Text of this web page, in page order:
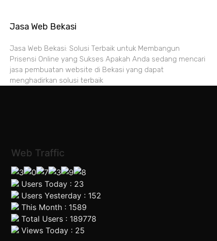
Jasa Web Bekasi
Jasa Web Bekasi: Solusi Terbaik untuk Membangun
Prisensi Online yang Sukses Apakah Anda sedang mencari
jasa pembuatan website di Bekasi yang dapat
menghadirkan solusi terbaik
Web Traffic
Users Today : 23
Users Yesterday : 152
This Month : 1589
Total Users : 189778
Views Today : 25